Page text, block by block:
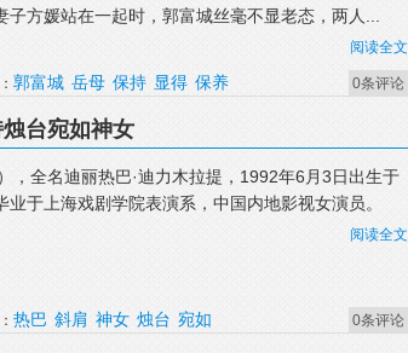
子方媛站在一起时，郭富城丝毫不显老态，两人...
阅读全文
0条评论
郭富城 岳母 保持 显得 保养
台宛如神女
，全名迪丽热巴·迪力木拉提，1992年6月3日出生于
业于上海戏剧学院表演系，中国内地影视女演员。
阅读全文
0条评论
热巴 斜肩 神女 烛台 宛如